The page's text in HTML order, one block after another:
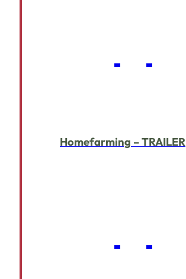
Homefarming – TRAILER